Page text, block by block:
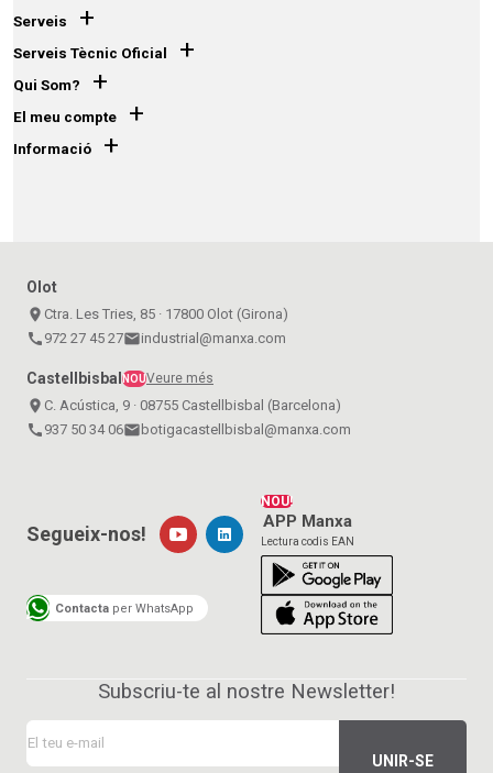
Serveis +
Serveis Tècnic Oficial +
Qui Som? +
El meu compte +
Informació +
Olot
place Ctra. Les Tries, 85 · 17800 Olot (Girona)
call 972 27 45 27emailindustrial@manxa.com
CastellbisbalNOUVeure més
place C. Acústica, 9 · 08755 Castellbisbal (Barcelona)
call 937 50 34 06emailbotigacastellbisbal@manxa.com
NOU!
APP Manxa
Lectura codis EAN
Segueix-nos!
Contacta per WhatsApp
Subscriu-te al nostre Newsletter!